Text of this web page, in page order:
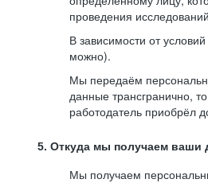
проведения
В зависимости от
можно).
Мы передаём
данные трансгранично,
работодатель приобрёл
5. Откуда мы получаем ваши
Мы получаем